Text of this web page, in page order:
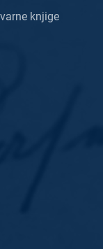
knjige